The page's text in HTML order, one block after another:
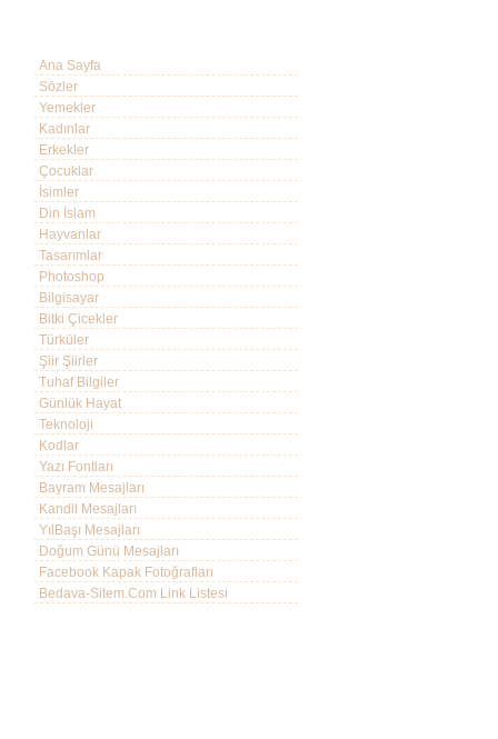
Ana Sayfa
Sözler
Yemekler
Kadınlar
Erkekler
Çocuklar
İsimler
Din İslam
Hayvanlar
Tasarımlar
Photoshop
Bilgisayar
Bitki Çicekler
Türküler
Şiir Şiirler
Tuhaf Bilgiler
Günlük Hayat
Teknoloji
Kodlar
Yazı Fontları
Bayram Mesajları
Kandil Mesajları
YılBaşı Mesajları
Doğum Günü Mesajları
Facebook Kapak Fotoğrafları
Bedava-Sitem.Com Link Listesi